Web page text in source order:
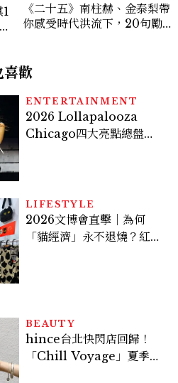
1
《二十五》南柱赫、金泰梨帶
你感受時代洪流下，20句勵
喜歡
ENTERTAINMENT
2026 Lollapalooza
Chicago四大亮點總盤
LIFESTYLE
2026文博會直擊｜為何
「貓經濟」永不退燒？紅到
BEAUTY
hince台北快閃店回歸！
「Chill Voyage」夏季限